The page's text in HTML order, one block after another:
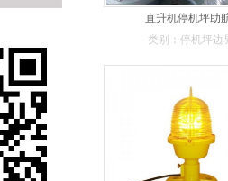
直升机停机坪助
类别：停机坪边